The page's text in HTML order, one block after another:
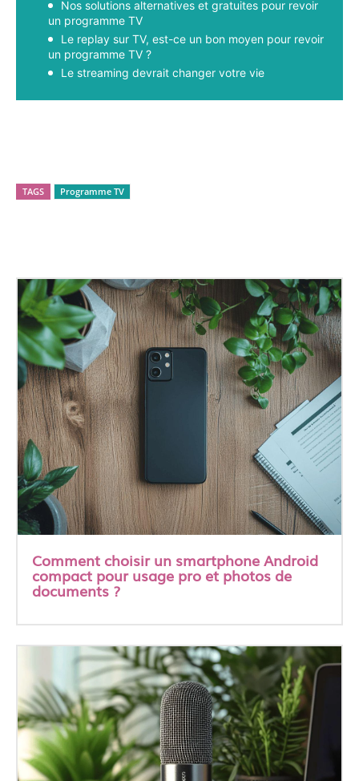
Nos solutions alternatives et gratuites pour revoir
un programme TV
Le replay sur TV, est-ce un bon moyen pour revoir
un programme TV ?
Le streaming devrait changer votre vie
TAGS Programme TV
Comment choisir un smartphone Android
compact pour usage pro et photos de
documents ?